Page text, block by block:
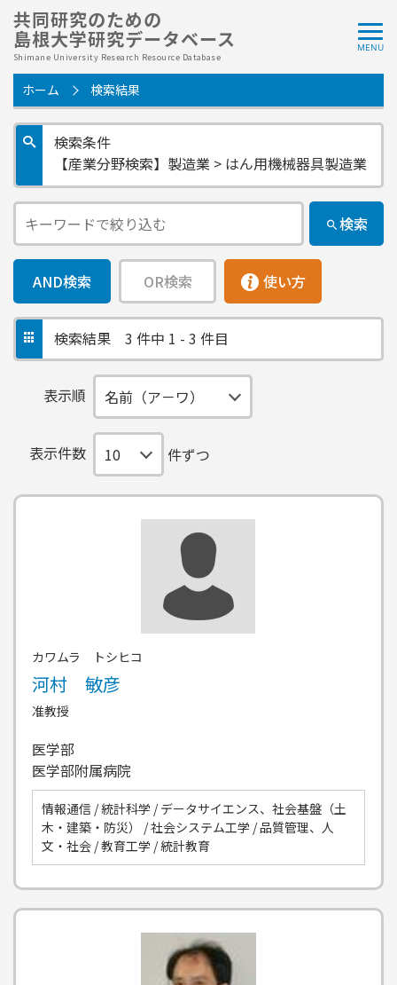
共同研究のための
島根大学研究データベース
Shimane University Research Resource Database
ホーム 検索結果
検索条件
【産業分野検索】製造業 > はん用機械器具製造業
検索
AND検索 OR検索 使い方
検索結果 3 件中 1 - 3 件目
表示順
表示件数 件ずつ
カワムラ トシヒコ
河村 敏彦
准教授
医学部
医学部附属病院
情報通信 / 統計科学 / データサイエンス、社会基盤（土
木・建築・防災） / 社会システム工学 / 品質管理、人
文・社会 / 教育工学 / 統計教育